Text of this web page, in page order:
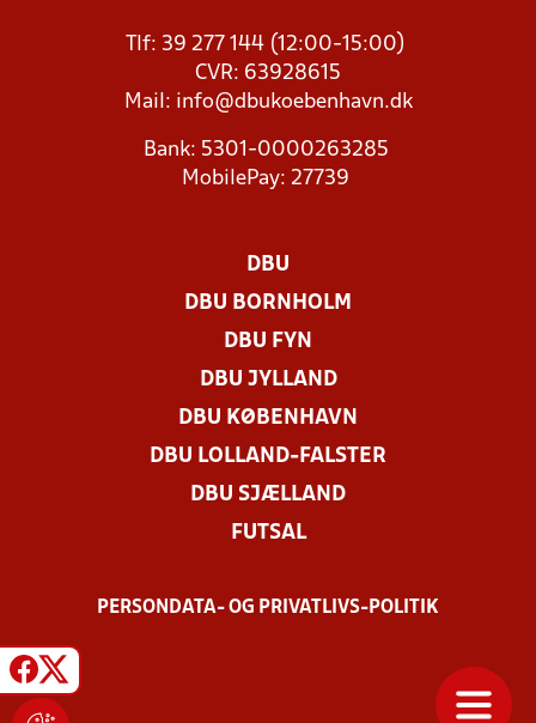
Tlf: 39 277 144 (12:00-15:00)
CVR: 63928615
Mail: info@dbukoebenhavn.dk
Bank: 5301-0000263285
MobilePay: 27739
DBU
DBU BORNHOLM
DBU FYN
DBU JYLLAND
DBU KØBENHAVN
DBU LOLLAND-FALSTER
DBU SJÆLLAND
FUTSAL
PERSONDATA- OG PRIVATLIVS-POLITIK